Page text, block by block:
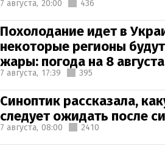
7 августа, 20:00 436
Похолодание идет в
некоторые регионы
жары: погода на 8 августа
7 августа, 17:39 395
Синоптик рассказала,
следует ожидать после
7 августа, 08:00 2410